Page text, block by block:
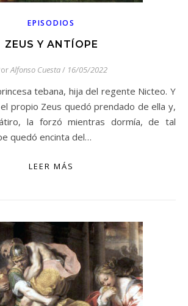
EPISODIOS
ZEUS Y ANTÍOPE
Alfonso Cuesta/ 16/05/2022
propio Zeus quedó prendado de ella y,
la forzó mientras dormía, de tal
quedó encinta del…
LEER MÁS